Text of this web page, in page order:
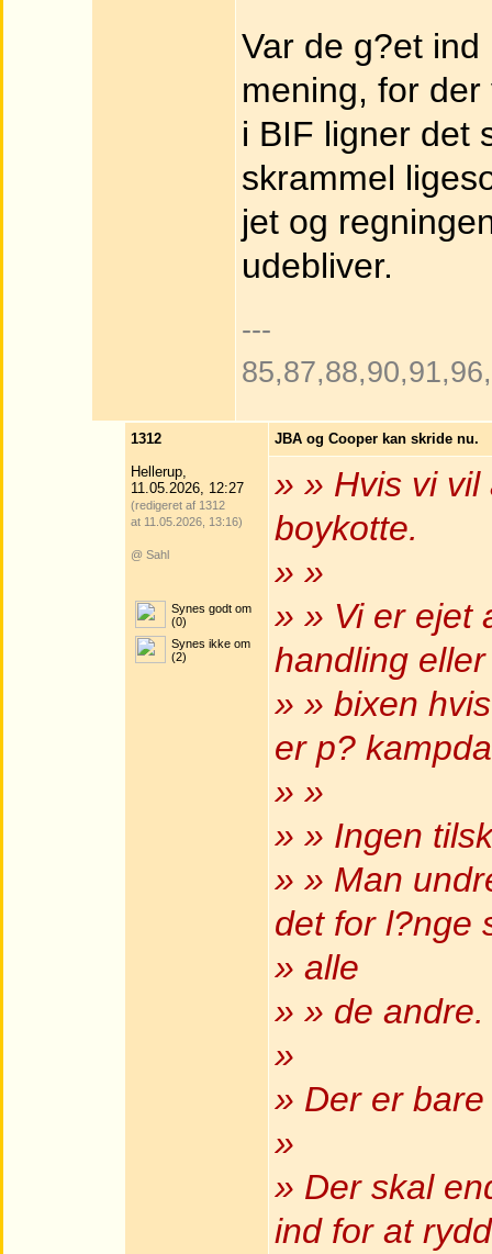
Var de g?et
mening, for
i BIF ligner det
skrammel
jet og
udebliver.
---
1312
Hellerup,
11.05.2026, 12:27
(redigeret af 1312
at 11.05.2026, 13:16)
@ Sahl
Synes godt om
(0)
Synes ikke om
(2)
JBA og Cooper kan skride nu.
» » Hvis vi
boykotte.
» »
» » Vi er ejet
handling
» » bixen
er p?
» »
» » Ingen
» » Man
det for l?nge
» alle
» » de andre.
»
» Der er
»
» Der skal
ind for at